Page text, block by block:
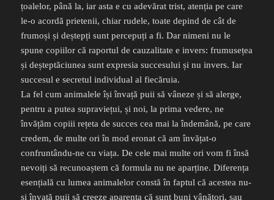
țoalelor, până la, iar asta e cu adevărat trist, atenția pe care
le-o acordă prietenii, chiar rudele, toate depind de cât de
frumoși și deștepți sunt percepuți a fi. Dar nimeni nu le
spune copiilor că raportul de cauzalitate e invers: frumusețea
și deșteptăciunea sunt expresia succesului și nu invers. Iar
succesul e secretul individual al fiecăruia.
La fel cum animalele își învață puii să vâneze și să alerge,
pentru a putea supraviețui, și noi, la prima vedere, ne
învățăm copiii rețeta de succes cea mai la îndemână, pe care
credem, de multe ori în mod eronat că am învățat-o
confruntându-ne cu viața. De cele mai multe ori vom fi însă
nevoiți să recunoaștem că formula nu ne aparține. Diferența
esențială cu lumea animalelor constă în faptul că acestea nu-
și învață puii să creeze aparența că sunt buni vânători, sau